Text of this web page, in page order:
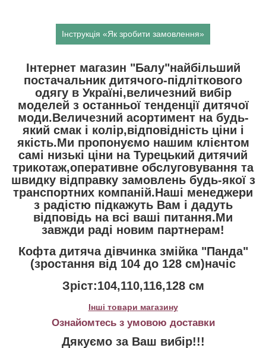
Інструкція «Як зробити замовлення»
Інтернет магазин "Балу"найбільший
постачальник дитячого-підліткового
одягу в Україні,величезний вибір
моделей з останньої тенденції дитячої
моди.Величезний асортимент на будь-
який смак і колір,відповідність ціни і
якість.Ми пропонуємо нашим клієнтом
самі низькі ціни на Турецький дитячий
трикотаж,оперативне обслуговування та
швидку відправку замовлень будь-якої з
транспортних компаній.Наші менеджери
з радістю підкажуть Вам і дадуть
відповідь на всі ваші питання.Ми
завжди раді новим партнерам!
Кофта дитяча дівчинка змійка "Панда"
(зростання від 104 до 128 см)начіс
Зріст:104,110,116,128 см
Інші товари магазину
Ознайомтесь з умовою доставки
Дякуємо за Ваш вибір!!!